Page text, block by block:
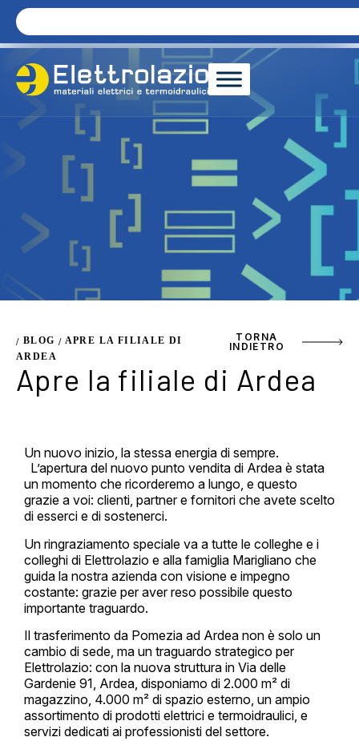
/ BLOG / APRE LA FILIALE DI
ARDEA
TORNA
INDIETRO
Apre la filiale di Ardea
Un nuovo inizio, la stessa energia di sempre.
L’apertura del nuovo punto vendita di Ardea è stata
un momento che ricorderemo a lungo, e questo
grazie a voi: clienti, partner e fornitori che avete scelto
di esserci e di sostenerci.
Un ringraziamento speciale va a tutte le colleghe e i
colleghi di Elettrolazio e alla famiglia Marigliano che
guida la nostra azienda con visione e impegno
costante: grazie per aver reso possibile questo
importante traguardo.
Il trasferimento da Pomezia ad Ardea non è solo un
cambio di sede, ma un traguardo strategico per
Elettrolazio: con la nuova struttura in Via delle
Gardenie 91, Ardea, disponiamo di 2.000 m² di
magazzino, 4.000 m² di spazio esterno, un ampio
assortimento di prodotti elettrici e termoidraulici, e
servizi dedicati ai professionisti del settore.